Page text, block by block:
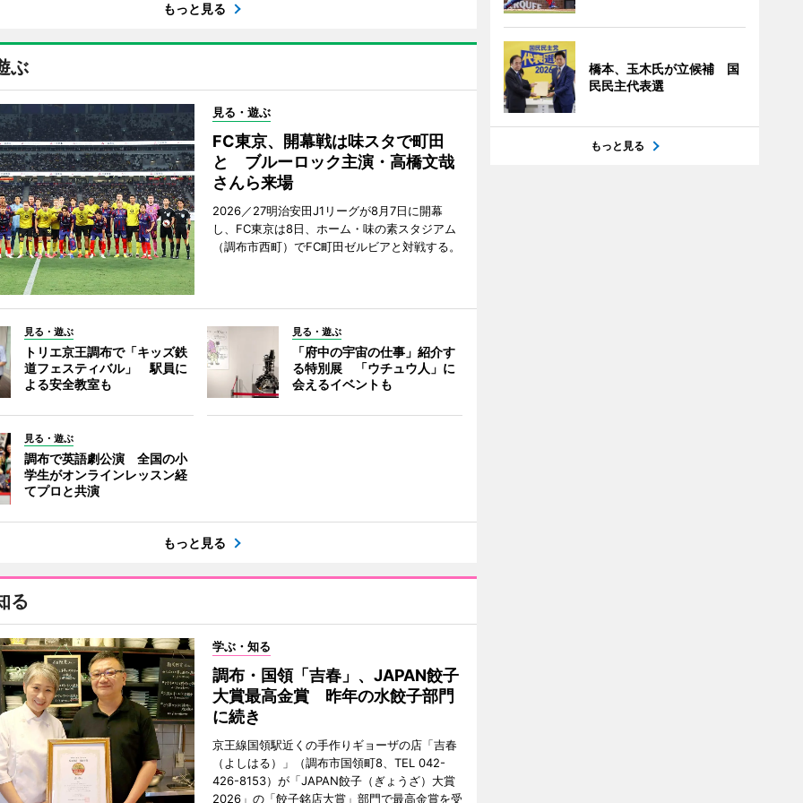
もっと見る
ぶ
見る・遊ぶ
FC東京、開幕戦は味スタで町田
と ブルーロック主演・高橋文哉
さんら来場
2026／27明治安田J1リーグが8月7日に開幕
し、FC東京は8日、ホーム・味の素スタジアム
（調布市西町）でFC町田ゼルビアと対戦する。
見る・遊ぶ
トリエ京王調布で「キッズ鉄
道フェスティバル」 駅員に
よる安全教室も
見る・遊ぶ
「府中の宇宙の仕事」紹介す
る特別展 「ウチュウ人」に
会えるイベントも
見る・遊ぶ
調布で英語劇公演 全国の小
学生がオンラインレッスン経
てプロと共演
もっと見る
る
学ぶ・知る
調布・国領「吉春」、JAPAN餃子
大賞最高金賞 昨年の水餃子部門
に続き
京王線国領駅近くの手作りギョーザの店「吉春
（よしはる）」（調布市国領町8、TEL 042-
426-8153）が「JAPAN餃子（ぎょうざ）大賞
2026」の「餃子銘店大賞」部門で最高金賞を受
橋本、玉木氏が立候補 国
民民主代表選
もっと見る